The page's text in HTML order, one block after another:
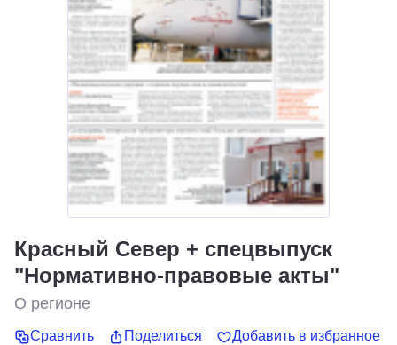
Красный Север + спецвыпуск
"Нормативно-правовые акты"
О регионе
Сравнить Поделиться Добавить в избранное